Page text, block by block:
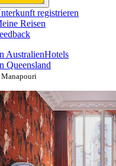
registrieren
Reisen
AustralienHotels
Queensland